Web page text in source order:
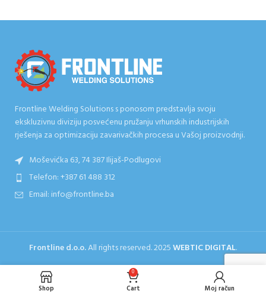
Frontline Welding Solutions s ponosom predstavlja svoju
ekskluzivnu diviziju posvećenu pružanju vrhunskih industrijskih
rješenja za optimizaciju zavarivačkih procesa u Vašoj proizvodnji.
Moševićka 63, 74 387 Ilijaš-Podlugovi
Telefon: +387 61 488 312
Email: info@frontline.ba
Frontline d.o.o.All rights reserved.2025WEBTIC DIGITAL.
Shop
0
Cart Moj račun